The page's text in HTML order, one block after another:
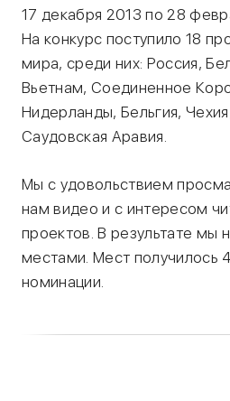
17 декабря 2013 по 28
На конкурс поступило 18
мира, среди них: Россия,
Вьетнам, Соединенное
Нидерланды, Бельгия,
Саудовская Аравия.
Мы с удовольствием
нам видео и с интересом
проектов. В результате мы
местами. Мест получилось
номинации.